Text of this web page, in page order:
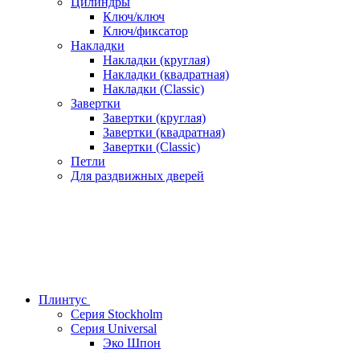
Ключ/ключ
Ключ/фиксатор
Накладки
Накладки (круглая)
Накладки (квадратная)
Накладки (Classic)
Завертки
Завертки (круглая)
Завертки (квадратная)
Завертки (Classic)
Петли
Для раздвижных дверей
Плинтус
Серия Stockholm
Серия Universal
Эко Шпон